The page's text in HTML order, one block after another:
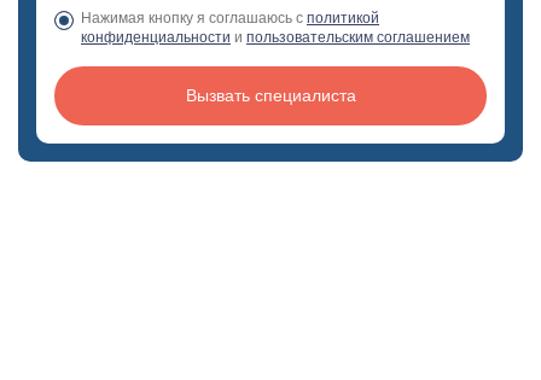
Нажимая кнопку я соглашаюсь с политикой
конфиденциальности и пользовательским соглашением
Вызвать специалиста